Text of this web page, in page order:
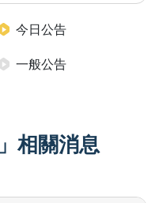
今日公告
一般公告
相關消息